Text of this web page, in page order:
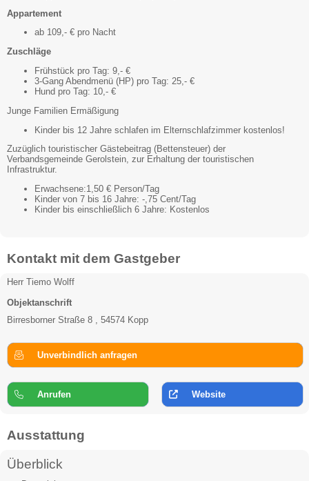
Appartement
ab 109,- € pro Nacht
Zuschläge
Frühstück pro Tag: 9,- €
3-Gang Abendmenü (HP) pro Tag: 25,- €
Hund pro Tag: 10,- €
Junge Familien Ermäßigung
Kinder bis 12 Jahre schlafen im Elternschlafzimmer kostenlos!
Zuzüglich touristischer Gästebeitrag (Bettensteuer) der
Verbandsgemeinde Gerolstein, zur Erhaltung der touristischen
Infrastruktur.
Erwachsene:1,50 € Person/Tag
Kinder von 7 bis 16 Jahre: -,75 Cent/Tag
Kinder bis einschließlich 6 Jahre: Kostenlos
Kontakt mit dem Gastgeber
Herr Tiemo Wolff
Objektanschrift
Birresborner Straße 8 , 54574 Kopp
Unverbindlich anfragen
Anrufen Website
Ausstattung
Überblick